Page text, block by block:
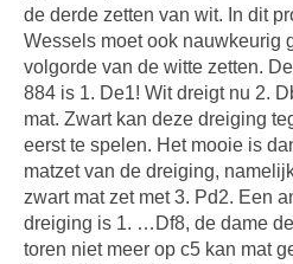
de derde zetten van wit. In dit
Wessels moet ook nauwkeurig
volgorde van de witte zetten.
884 is 1. De1! Wit dreigt nu 2.
mat. Zwart kan deze dreiging
eerst te spelen. Het mooie is
matzet van de dreiging,
zwart mat zet met 3. Pd2. Een
dreiging is 1. …Df8, de dame
toren niet meer op c5 kan mat